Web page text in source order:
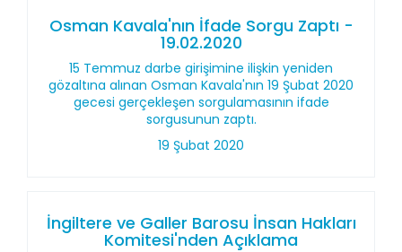
Osman Kavala'nın İfade Sorgu Zaptı -
19.02.2020
15 Temmuz darbe girişimine ilişkin yeniden
gözaltına alınan Osman Kavala'nın 19 Şubat 2020
gecesi gerçekleşen sorgulamasının ifade
sorgusunun zaptı.
19 Şubat 2020
İngiltere ve Galler Barosu İnsan Hakları
Komitesi'nden Açıklama